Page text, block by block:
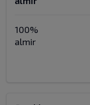
100%
almir